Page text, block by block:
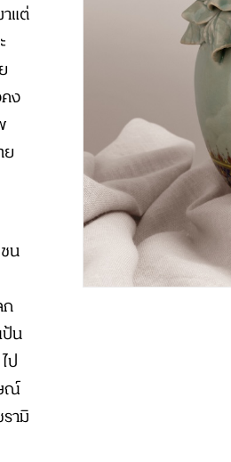
แต่
ง
น
น
ป
ณ์
ามิ